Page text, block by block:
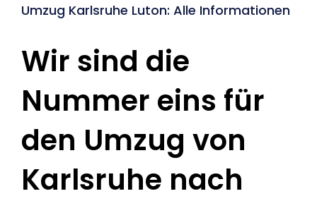
Umzug Karlsruhe Luton: Alle Informationen
Wir sind die
Nummer eins für
den Umzug von
Karlsruhe nach